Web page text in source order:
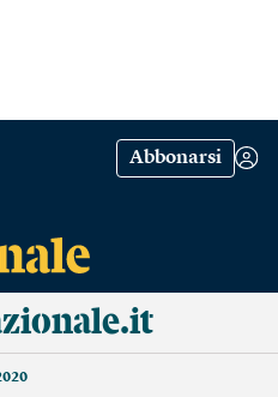
Abbonarsi